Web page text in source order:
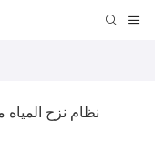
نظام نزح